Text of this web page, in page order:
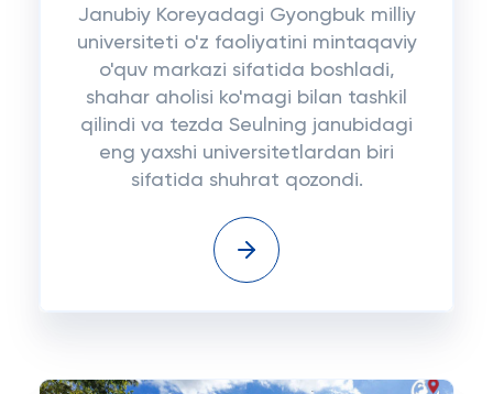
Janubiy Koreyadagi Gyongbuk milliy
universiteti o'z faoliyatini mintaqaviy
o'quv markazi sifatida boshladi,
shahar aholisi ko'magi bilan tashkil
qilindi va tezda Seulning janubidagi
eng yaxshi universitetlardan biri
sifatida shuhrat qozondi.